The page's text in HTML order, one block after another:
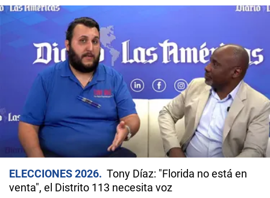
ELECCIONES 2026
Tony Díaz: "Florida no está en
venta", el Distrito 113 necesita voz